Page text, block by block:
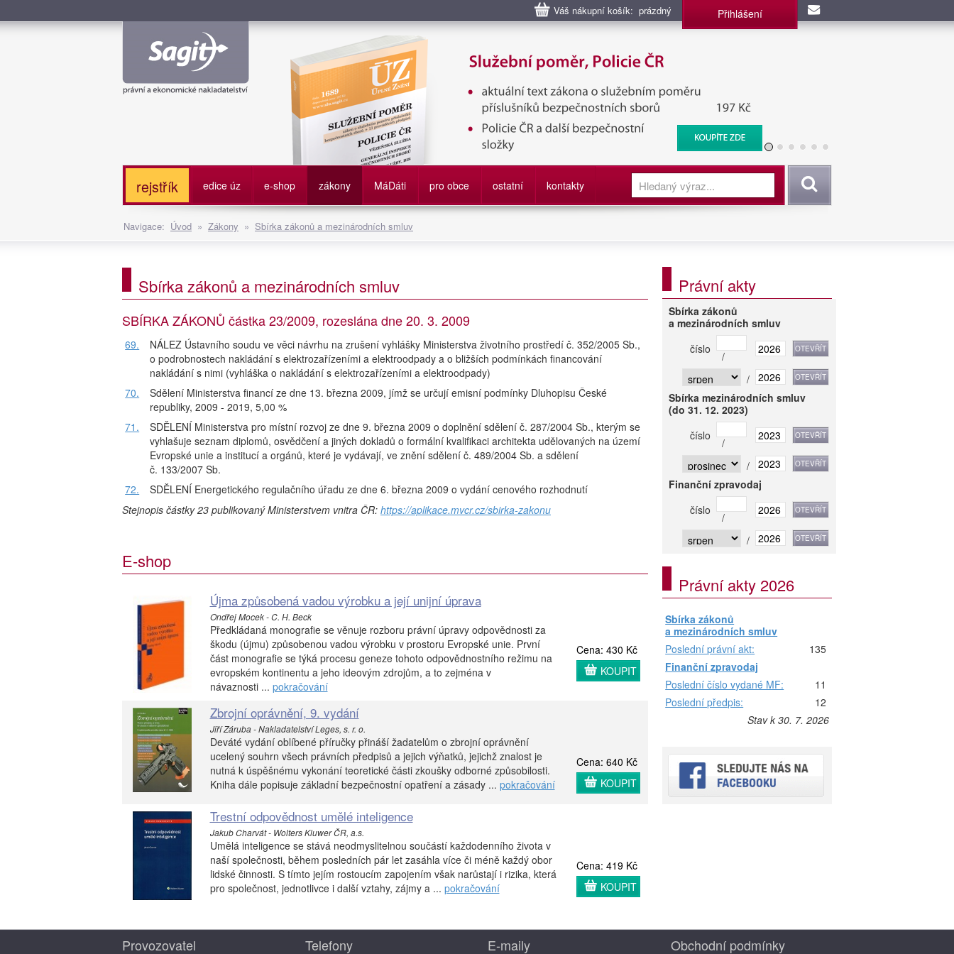
Váš nákupní košík: prázdný Přihlášení
Služební poměr příslušníků bezpečnostních sborů, Policie ČR, Vězeňská služba, BIS, Zpravodajské
služby
rejstřík edice úz e-shop zákony MáDáti pro obce ostatní kontakty Vyhledat
Navigace: Úvod » Zákony » Sbírka zákonů a mezinárodních smluv
Sbírka zákonů a mezinárodních smluv
SBÍRKA ZÁKONŮ částka 23/2009, rozeslána dne 20. 3. 2009
69.
NÁLEZ Ústavního soudu ve věci návrhu na zrušení vyhlášky Ministerstva životního prostředí č. 352/2005 Sb.,
o podrobnostech nakládání s elektrozařízeními a elektroodpady a o bližších podmínkách financování
nakládání s nimi (vyhláška o nakládání s elektrozařízeními a elektroodpady)
70.
Sdělení Ministerstva financí ze dne 13. března 2009, jímž se určují emisní podmínky Dluhopisu České
republiky, 2009 - 2019, 5,00 %
71.
SDĚLENÍ Ministerstva pro místní rozvoj ze dne 9. března 2009 o doplnění sdělení č. 287/2004 Sb., kterým se
vyhlašuje seznam diplomů, osvědčení a jiných dokladů o formální kvalifikaci architekta udělovaných na území
Evropské unie a institucí a orgánů, které je vydávají, ve znění sdělení č. 489/2004 Sb. a sdělení
č. 133/2007 Sb.
72.
SDĚLENÍ Energetického regulačního úřadu ze dne 6. března 2009 o vydání cenového rozhodnutí
Stejnopis částky 23 publikovaný Ministerstvem vnitra ČR: https://aplikace.mvcr.cz/sbirka-zakonu
E-shop
Újma způsobená vadou výrobku a její unijní úprava
Ondřej Mocek - C. H. Beck
Předkládaná monografie se věnuje rozboru právní úpravy odpovědnosti za
škodu (újmu) způsobenou vadou výrobku v prostoru Evropské unie. První
část monografie se týká procesu geneze tohoto odpovědnostního režimu na
evropském kontinentu a jeho ideovým zdrojům, a to zejména v
návaznosti ... pokračování
Cena: 430 Kč
KOUPIT
Zbrojní oprávnění, 9. vydání
Jiří Záruba - Nakladatelství Leges, s. r. o.
Deváté vydání oblíbené příručky přináší žadatelům o zbrojní oprávnění
ucelený souhrn všech právních předpisů a jejich výňatků, jejichž znalost je
nutná k úspěšnému vykonání teoretické části zkoušky odborné způsobilosti.
Kniha dále popisuje základní bezpečnostní opatření a zásady ... pokračování
Cena: 640 Kč
KOUPIT
Trestní odpovědnost umělé inteligence
Jakub Charvát - Wolters Kluwer ČR, a.s.
Umělá inteligence se stává neodmyslitelnou součástí každodenního života v
naší společnosti, během posledních pár let zasáhla více či méně každý obor
lidské činnosti. S tímto jejím rostoucím zapojením však narůstají i rizika, která
pro společnost, jednotlivce i další vztahy, zájmy a ... pokračování
Cena: 419 Kč
KOUPIT
Právní akty
Sbírka zákonů
a mezinárodních smluv
číslo
/
/
Sbírka mezinárodních smluv
(do 31. 12. 2023)
číslo
/
/
Finanční zpravodaj
číslo
/
/
Právní akty 2026
Sbírka zákonů
a mezinárodních smluv
Poslední právní akt:
135
Finanční zpravodaj
Poslední číslo vydané MF:
11
Poslední předpis:
12
Stav k 30. 7. 2026
Provozovatel Telefony E-maily Obchodní podmínky